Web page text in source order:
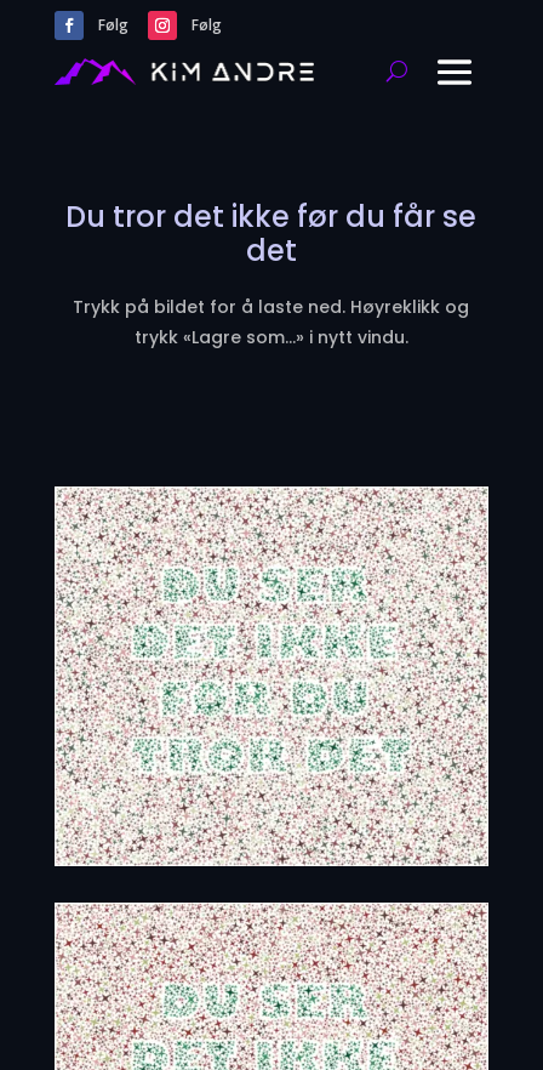
Følg Følg
Du tror det ikke før du får se
det
Trykk på bildet for å laste ned. Høyreklikk og
trykk «Lagre som…» i nytt vindu.